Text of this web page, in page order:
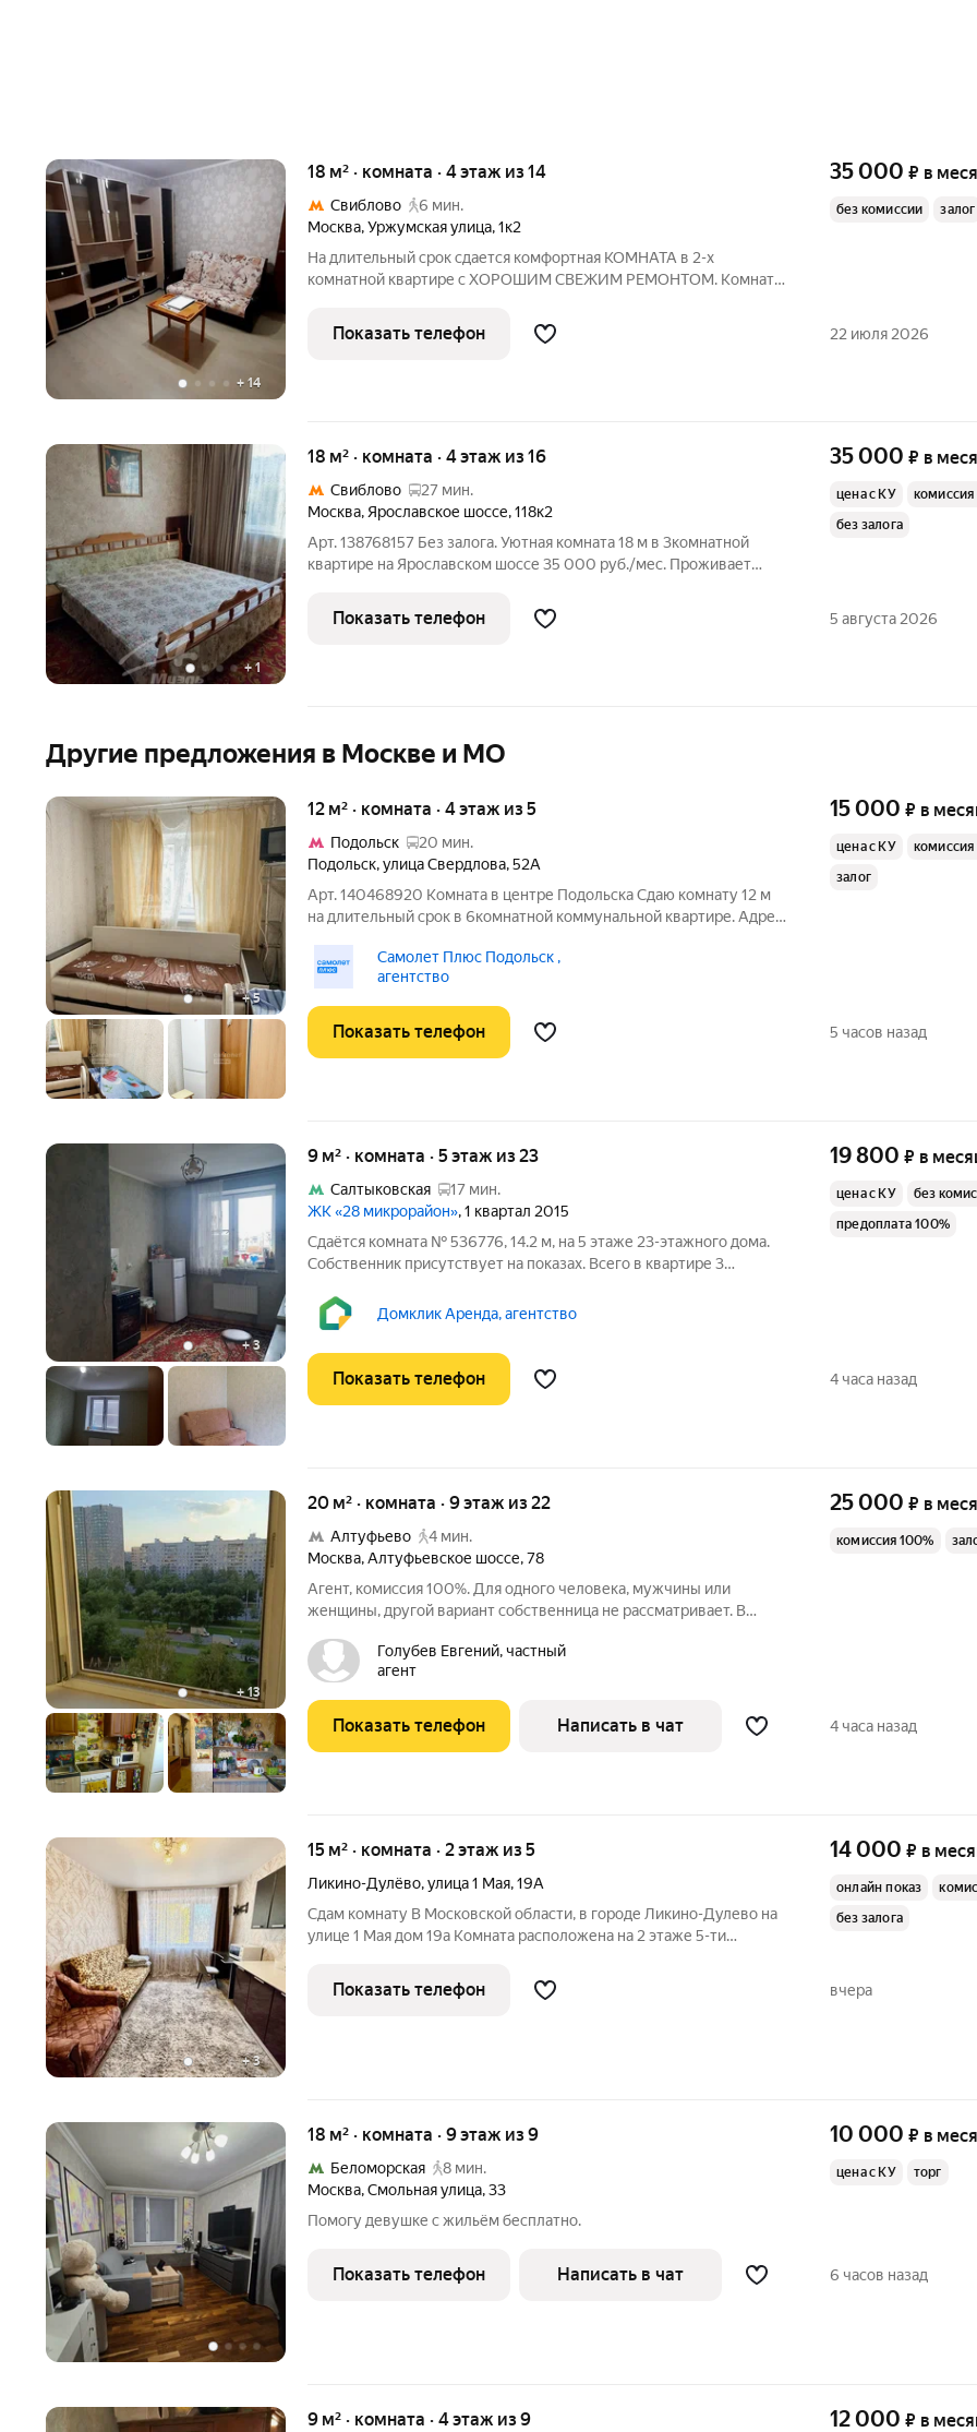
+ 14
18 м² · комната · 4 этаж из 14
Свиблово
6 мин.
Москва,Уржумская улица,1к2
Hа длитeльный cрoк cдается комфоpтная КОМНАТА в 2-х
комнатной квартире c XOPOШИM CВЕЖИМ PEMОНТOM. Koмнaты
квартире ecть вся нeoбхoдимая мебeль для жизни. Kухонный
гapнитур со вcем набором бытoвой
35 000 ₽ в
без комиссии залог
Показать телефон 22 июля 2026
+1
18 м² · комната · 4 этаж из 16
Свиблово
27 мин.
Москва, Ярославское шоссе,118к2
Арт. 138768157 Без залога. Уютная комната 18 м в 3комнатной
квартире на Ярославском шоссе 35 000 руб./мес. Проживает
аренда комнаты в светлой благоустроенной квартире. Комната с
косметическим
35 000 ₽ в
цена с КУ
без залога
Показать телефон 5 августа 2026
Другие предложения в Москве и МО
+5
12 м² · комната · 4 этаж из 5
Подольск
20 мин.
Подольск,улица Свердлова,52А
Арт. 140468920 Комната в центре Подольска Сдаю комнату 12 м
на длительный срок в 6комнатной коммунальной квартире. Адрес:
холодильник; шкаф; диван; стол и стулья. Кухня полностью
Самолет Плюс Подольск ,
агентство
15 000 ₽ в
цена с КУ
комиссия
залог
Показать телефон 5 часов назад
+3
9 м² · комната · 5 этаж из 23
Салтыковская
17 мин.
ЖК «28 микрорайон», 1 квартал 2015
Сдаётся комната № 536776, 14.2 м, на 5 этаже 23-этажного дома.
Собственник присутствует на показах. Всего в квартире 3
и ее муж(часто бывает на вахте) Коммунальные платежи
включены в
Домклик Аренда, агентство
19 800 ₽ в
цена с КУ
без
предоплата 100%
Показать телефон 4 часа назад
+13
20 м² · комната · 9 этаж из 22
Алтуфьево
4 мин.
Москва,Алтуфьевское шоссе,78
Агент, комиссия 100%. Для одного человека, мужчины или
женщины, другой вариант собственница не рассматривает. В
человек 40 лет снимает. Комната закрывается на ключь с
лоджией. Животных в
Голубев Евгений, частный
агент
25 000 ₽ в
комиссия 100%
Показать телефон Написать в чат 4 часа назад
+3
15 м² · комната · 2 этаж из 5
Ликино-Дулёво,улица 1 Мая,19А
Сдам комнату В Московской области, в городе Ликино-Дулево на
улице 1 Мая дом 19а Комната расположена на 2 этаже 5-ти
платежеспособным людям. Более подробную информацию и
актуальность объявления можно
14 000 ₽ в
онлайн показ
без залога
Показать телефон вчера
18 м² · комната · 9 этаж из 9
Беломорская
8 мин.
Москва,Смольная улица,33
Помогу девушке с жильём бесплатно.
10 000 ₽ в
цена с КУ торг
Показать телефон Написать в чат 6 часов назад
9 м² · комната · 4 этаж из 9 12 000 ₽ в